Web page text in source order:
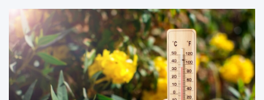
m
m
ł
o
d
z
a
P
o
r
ę
b